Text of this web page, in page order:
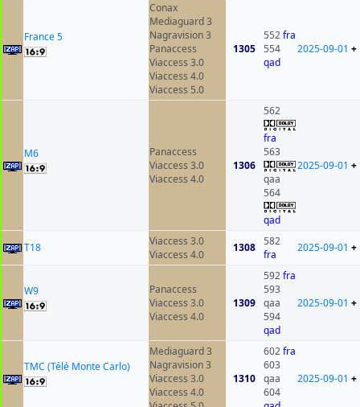
France 5
Conax
Mediaguard 3
Nagravision 3
Panaccess
Viaccess 3.0
Viaccess 4.0
Viaccess 5.0
1305
552fra
554
qad
2025-09-01 +
M6
Panaccess
Viaccess 3.0
Viaccess 4.0
1306
562
fra
563
qaa
564
qad
2025-09-01 +
T18
Viaccess 3.0
Viaccess 4.0
1308 582
fra
2025-09-01 +
W9
Panaccess
Viaccess 3.0
Viaccess 4.0
1309
592fra
593
qaa
594
qad
2025-09-01 +
TMC (Télé Monte Carlo)
Mediaguard 3
Nagravision 3
Viaccess 3.0
Viaccess 4.0
1310
602fra
603
qaa
604
2025-09-01 +